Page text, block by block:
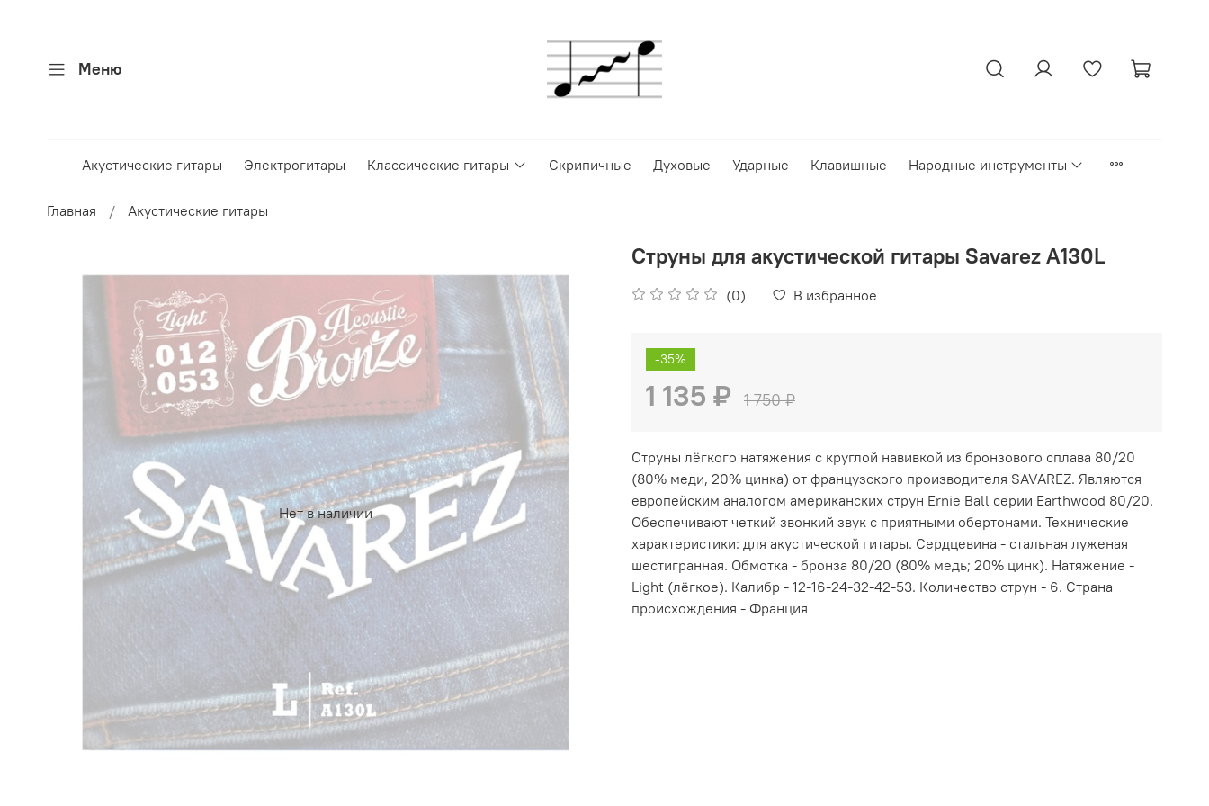
Меню
Акустические гитары Электрогитары Классические гитары Скрипичные Духовые Ударные Клавишные Народные инструменты
Главная Акустические гитары
Нет в наличии
Струны для акустической гитары Savarez A130L
(0) В избранное
-35%
1 135 ₽ 1 750 ₽
Струны лёгкого натяжения с круглой навивкой из бронзового сплава 80/20
(80% меди, 20% цинка) от французского производителя SAVAREZ. Являются
европейским аналогом американских струн Ernie Ball серии Earthwood 80/20.
Обеспечивают четкий звонкий звук с приятными обертонами. Технические
характеристики: для акустической гитары. Сердцевина - стальная луженая
шестигранная. Обмотка - бронза 80/20 (80% медь; 20% цинк). Натяжение -
Light (лёгкое). Калибр - 12-16-24-32-42-53. Количество струн - 6. Страна
происхождения - Франция